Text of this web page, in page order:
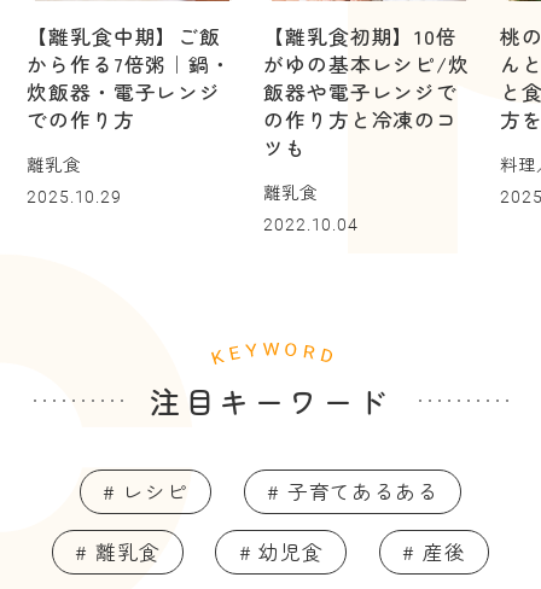
【離乳食中期】ご飯
から作る7倍粥｜鍋・
炊飯器・電子レンジ
での作り方
離乳食
2025.10.29
【離乳食初期】10倍
がゆの基本レシピ/炊
飯器や電子レンジで
の作り方と冷凍のコ
ツも
離乳食
2022.10.04
桃
ん
と
方
料
注目キーワード
# レシピ # 子育てあるある
# 離乳食 # 幼児食 # 産後